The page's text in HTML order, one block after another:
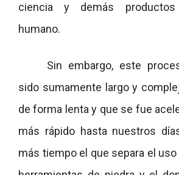
ciencia y demás
humano.
Sin embargo, este
sido sumamente largo y
de forma lenta y que se fue
más rápido hasta nuestros
más tiempo el que separa el